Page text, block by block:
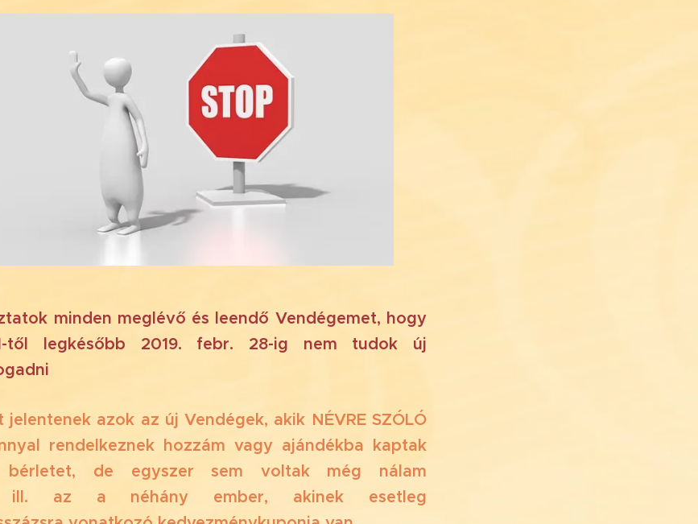
minden meglévő és leendő Vendégemet, hogy
től legkésőbb 2019. febr. 28-ig nem tudok új
azok az új Vendégek, akik NÉVRE SZÓLÓ
rendelkeznek hozzám vagy ajándékba kaptak
bérletet, de egyszer sem voltak még nálam
ill. az a néhány ember, akinek esetleg